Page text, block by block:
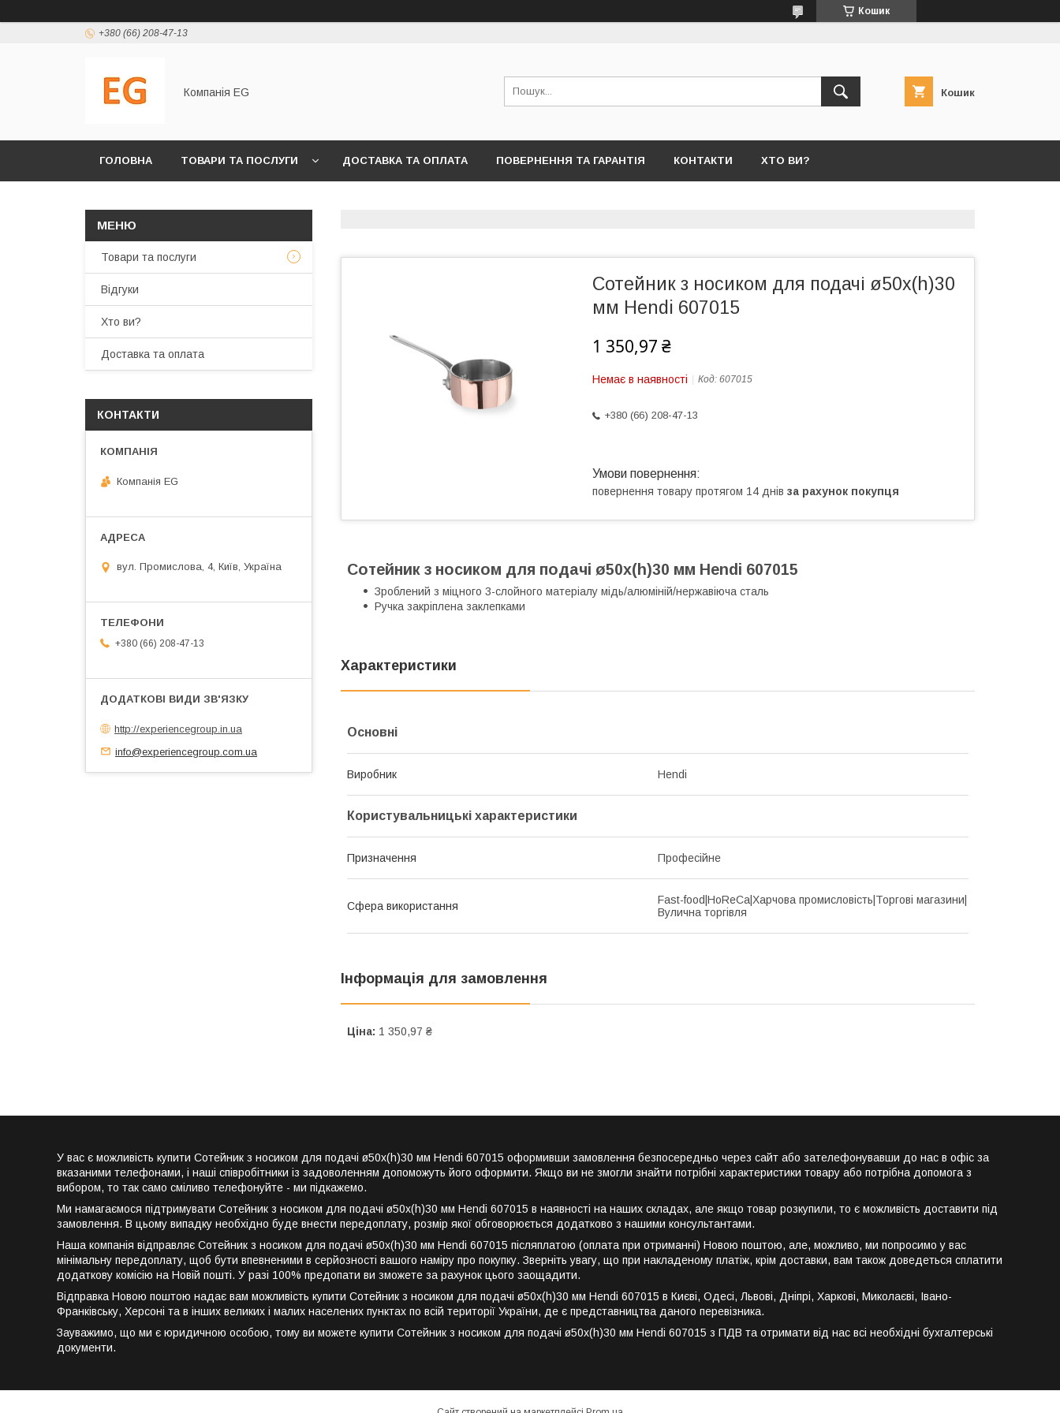
Кошик
+380 (66) 208-47-13
Компанія EG Кошик
ГОЛОВНА ТОВАРИ ТА ПОСЛУГИ ДОСТАВКА ТА ОПЛАТА ПОВЕРНЕННЯ ТА ГАРАНТІЯ КОНТАКТИ ХТО ВИ?
Сотейник з носиком для подачі ø50x(h)30
мм Hendi 607015
1 350,97 ₴
Немає в наявності Код: 607015
+380 (66) 208-47-13
повернення товару протягом 14 днів за рахунок покупця
Сотейник з носиком для подачі ø50x(h)30 мм Hendi 607015
Зроблений з міцного 3-слойного матеріалу мідь/алюміній/нержавіюча сталь
Ручка закріплена заклепками
Характеристики
Основні
Виробник Hendi
Користувальницькі характеристики
Призначення Професійне
Сфера використання
Fast-food|HoReCa|Харчова промисловість|Торгові магазини|
Вулична торгівля
Інформація для замовлення
Ціна: 1 350,97 ₴
Товари та послуги
Відгуки
Хто ви?
Доставка та оплата
КОНТАКТИ
Компанія EG
вул. Промислова, 4, Київ, Україна
+380 (66) 208-47-13
http://experiencegroup.in.ua
info@experiencegroup.com.ua
У вас є можливість купити Сотейник з носиком для подачі ø50x(h)30 мм Hendi 607015 оформивши замовлення безпосередньо через сайт або зателефонувавши до нас в офіс за
вказаними телефонами, і наші співробітники із задоволенням допоможуть його оформити. Якщо ви не змогли знайти потрібні характеристики товару або потрібна допомога з
вибором, то так само сміливо телефонуйте - ми підкажемо.
Ми намагаємося підтримувати Сотейник з носиком для подачі ø50x(h)30 мм Hendi 607015 в наявності на наших складах, але якщо товар розкупили, то є можливість доставити під
замовлення. В цьому випадку необхідно буде внести передоплату, розмір якої обговорюється додатково з нашими консультантами.
Наша компанія відправляє Сотейник з носиком для подачі ø50x(h)30 мм Hendi 607015 післяплатою (оплата при отриманні) Новою поштою, але, можливо, ми попросимо у вас
мінімальну передоплату, щоб бути впевненими в серйозності вашого наміру про покупку. Зверніть увагу, що при накладеному платіж, крім доставки, вам також доведеться сплатити
додаткову комісію на Новій пошті. У разі 100% предопати ви зможете за рахунок цього заощадити.
Відправка Новою поштою надає вам можливість купити Сотейник з носиком для подачі ø50x(h)30 мм Hendi 607015 в Києві, Одесі, Львові, Дніпрі, Харкові, Миколаєві, Івано-
Франківську, Херсоні та в інших великих і малих населених пунктах по всій території України, де є представництва даного перевізника.
Зауважимо, що ми є юридичною особою, тому ви можете купити Сотейник з носиком для подачі ø50x(h)30 мм Hendi 607015 з ПДВ та отримати від нас всі необхідні бухгалтерські
документи.